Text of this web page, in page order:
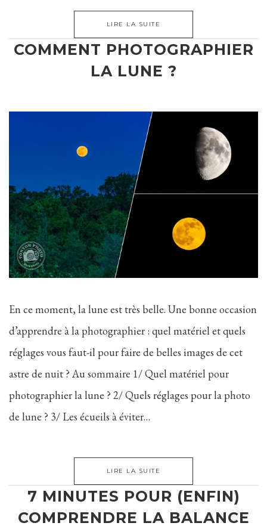
LIRE LA SUITE
COMMENT PHOTOGRAPHIER
LA LUNE ?
En ce moment, la lune est très belle. Une bonne occasion
d’apprendre à la photographier : quel matériel et quels
réglages vous faut-il pour faire de belles images de cet
astre de nuit ? Au sommaire 1/ Quel matériel pour
photographier la lune ? 2/ Quels réglages pour la photo
de lune ? 3/ Les écueils à éviter…
LIRE LA SUITE
7 MINUTES POUR (ENFIN)
COMPRENDRE LA BALANCE